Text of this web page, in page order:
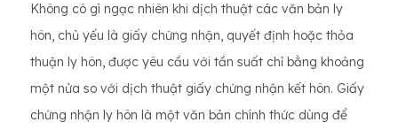
Không có gì ngạc nhiên khi dịch thuật các văn bản ly
hôn, chủ yếu là giấy chứng nhận, quyết định hoặc thỏa
thuận ly hôn, được yêu cầu với tần suất chỉ bằng khoảng
một nửa so với dịch thuật giấy chứng nhận kết hôn. Giấy
chứng nhận ly hôn là một văn bản chính thức dùng để